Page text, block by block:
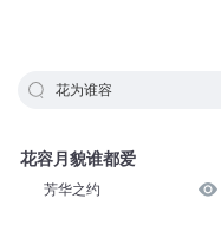
花为谁容
花容月貌谁都爱
芳华之约